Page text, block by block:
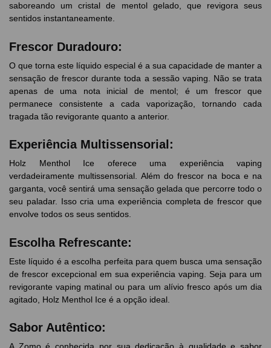
saboreando um cristal de mentol gelado, que revigora seus
sentidos instantaneamente.
Frescor Duradouro:
O que torna este líquido especial é a sua capacidade de manter a
sensação de frescor durante toda a sessão vaping. Não se trata
apenas de uma nota inicial de mentol; é um frescor que
permanece consistente a cada vaporização, tornando cada
tragada tão revigorante quanto a anterior.
Experiência Multissensorial:
Holz Menthol Ice oferece uma experiência vaping
verdadeiramente multissensorial. Além do frescor na boca e na
garganta, você sentirá uma sensação gelada que percorre todo o
seu paladar. Isso cria uma experiência completa de frescor que
envolve todos os seus sentidos.
Escolha Refrescante:
Este líquido é a escolha perfeita para quem busca uma sensação
de frescor excepcional em sua experiência vaping. Seja para um
revigorante vaping matinal ou para um alívio fresco após um dia
agitado, Holz Menthol Ice é a opção ideal.
Sabor Autêntico: